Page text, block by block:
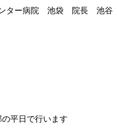
ンター病院 池袋 院長 池谷
平日で行います